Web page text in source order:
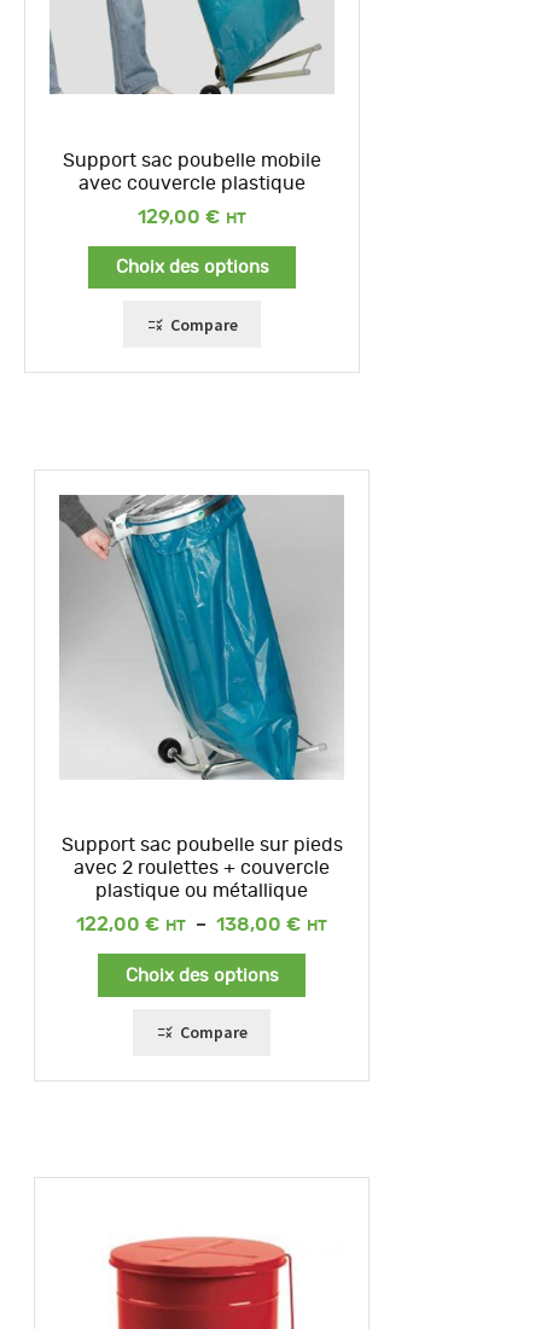
Support sac poubelle mobile
avec couvercle plastique
129,00 €
Choix des options
Compare
Support sac poubelle sur pieds
avec 2 roulettes + couvercle
plastique ou métallique
122,00 € – 138,00 €
Plage
Choix des options
Compare